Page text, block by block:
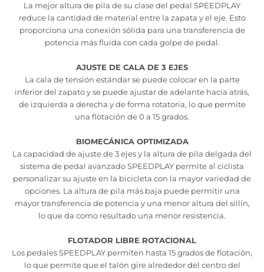
La mejor altura de pila de su clase del pedal SPEEDPLAY
reduce la cantidad de material entre la zapata y el eje. Esto
proporciona una conexión sólida para una transferencia de
potencia más fluida con cada golpe de pedal.
AJUSTE DE CALA DE 3 EJES
La cala de tensión estándar se puede colocar en la parte
inferior del zapato y se puede ajustar de adelante hacia atrás,
de izquierda a derecha y de forma rotatoria, lo que permite
una flotación de 0 a 15 grados.
BIOMECÁNICA OPTIMIZADA
La capacidad de ajuste de 3 ejes y la altura de pila delgada del
sistema de pedal avanzado SPEEDPLAY permite al ciclista
personalizar su ajuste en la bicicleta con la mayor variedad de
opciones. La altura de pila más baja puede permitir una
mayor transferencia de potencia y una menor altura del sillín,
lo que da como resultado una menor resistencia.
FLOTADOR LIBRE ROTACIONAL
Los pedales SPEEDPLAY permiten hasta 15 grados de flotación,
lo que permite que el talón gire alrededor del centro del